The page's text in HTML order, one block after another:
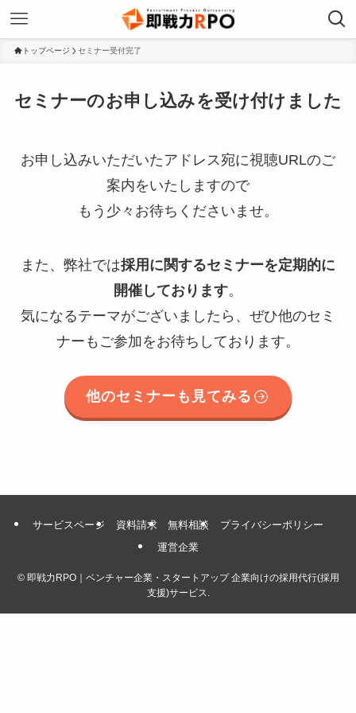
トップページ セミナー受付完了
セミナーのお申し込みを受け付けました
お申し込みいただいたアドレス宛に視聴URLのご
案内をいたしますので
もう少々お待ちくださいませ。
また、弊社では採用に関するセミナーを定期的に
開催しております。
気になるテーマがございましたら、ぜひ他のセミ
ナーもご参加をお待ちしております。
他のセミナーも見てみる
サービスページ 資料請求 無料相談
プライバシーポリシー
運営企業
©即戦力RPO｜ベンチャー企業・スタートアップ 企業向けの採用代行(採用
支援)サービス.